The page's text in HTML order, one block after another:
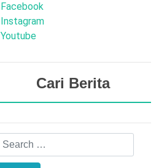
Facebook
Instagram
Youtube
Cari Berita